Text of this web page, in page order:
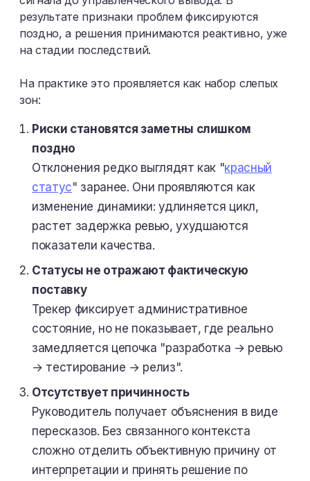
результате признаки проблем фиксируются
поздно, а решения принимаются реактивно, уже
на стадии последствий.
На практике это проявляется как набор слепых
зон:
Риски становятся заметны слишком
поздно
Отклонения редко выглядят как "красный
статус" заранее. Они проявляются как
изменение динамики: удлиняется цикл,
растет задержка ревью, ухудшаются
показатели качества.
Статусы не отражают фактическую
поставку
Трекер фиксирует административное
состояние, но не показывает, где реально
замедляется цепочка "разработка → ревью
→ тестирование → релиз".
Отсутствует причинность
Руководитель получает объяснения в виде
пересказов. Без связанного контекста
сложно отделить объективную причину от
интерпретации и принять решение по